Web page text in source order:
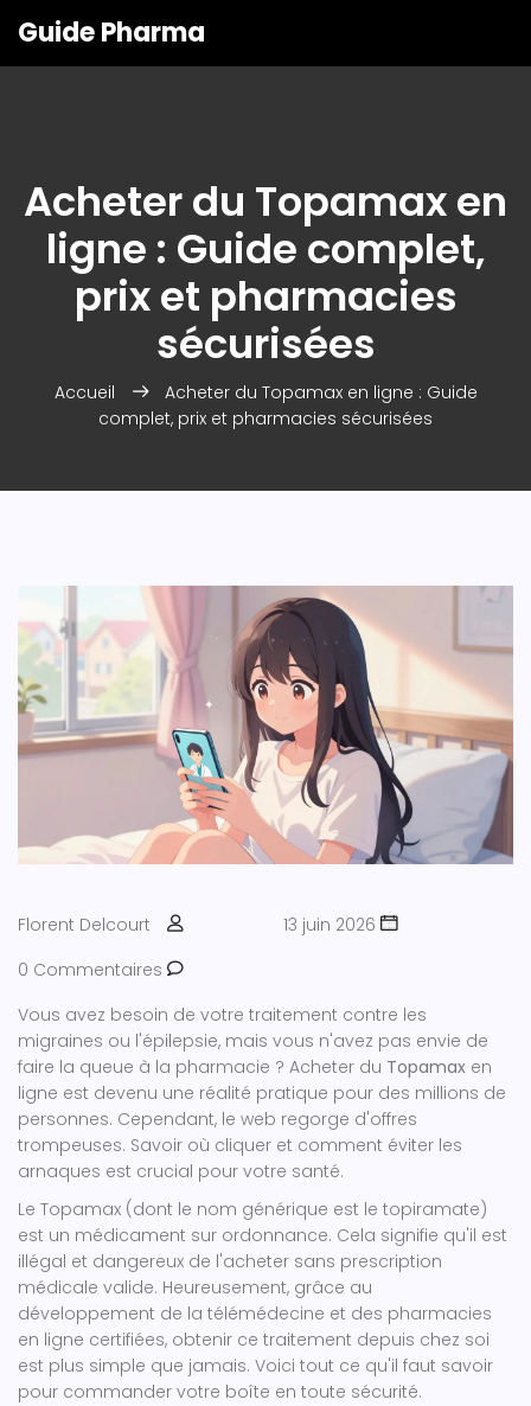
Guide Pharma
Acheter du Topamax en
ligne : Guide complet,
prix et pharmacies
sécurisées
Accueil
Acheter du Topamax en ligne : Guide
complet, prix et pharmacies sécurisées
Florent Delcourt
13 juin 2026
0 Commentaires
Vous avez besoin de votre traitement contre les
migraines ou l'épilepsie, mais vous n'avez pas envie de
faire la queue à la pharmacie ? Acheter du Topamax en
ligne est devenu une réalité pratique pour des millions de
personnes. Cependant, le web regorge d'offres
trompeuses. Savoir où cliquer et comment éviter les
arnaques est crucial pour votre santé.
Le Topamax (dont le nom générique est le topiramate)
est un médicament sur ordonnance. Cela signifie qu'il est
illégal et dangereux de l'acheter sans prescription
médicale valide. Heureusement, grâce au
développement de la télémédecine et des pharmacies
en ligne certifiées, obtenir ce traitement depuis chez soi
est plus simple que jamais. Voici tout ce qu'il faut savoir
pour commander votre boîte en toute sécurité.